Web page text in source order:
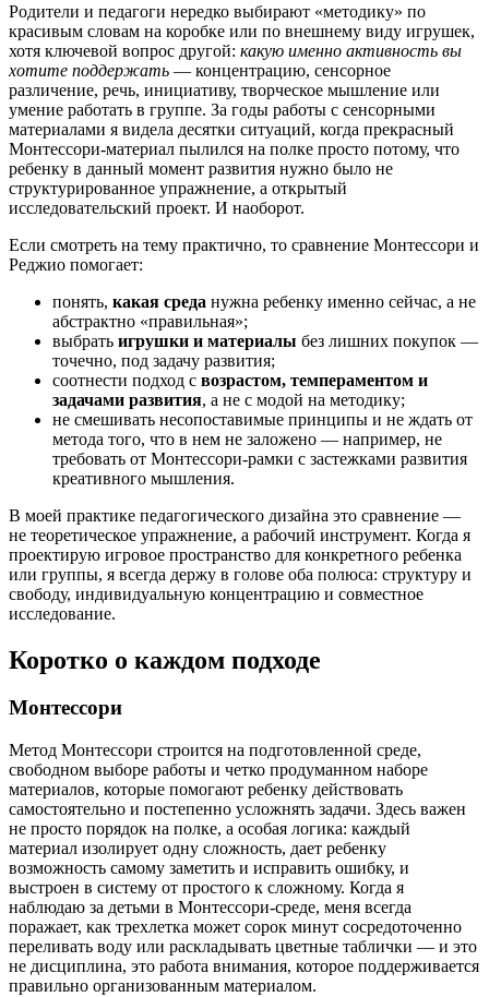
Родители и педагоги нередко выбирают «методику» по
красивым словам на коробке или по внешнему виду игрушек,
хотя ключевой вопрос другой: какую именно активность вы
хотите поддержать — концентрацию, сенсорное
различение, речь, инициативу, творческое мышление или
умение работать в группе. За годы работы с сенсорными
материалами я видела десятки ситуаций, когда прекрасный
Монтессори-материал пылился на полке просто потому, что
ребенку в данный момент развития нужно было не
структурированное упражнение, а открытый
исследовательский проект. И наоборот.
Если смотреть на тему практично, то сравнение Монтессори и
Реджио помогает:
понять, какая среда нужна ребенку именно сейчас, а не
абстрактно «правильная»;
выбрать игрушки и материалы без лишних покупок —
точечно, под задачу развития;
соотнести подход с возрастом, темпераментом и
задачами развития, а не с модой на методику;
не смешивать несопоставимые принципы и не ждать от
метода того, что в нем не заложено — например, не
требовать от Монтессори-рамки с застежками развития
креативного мышления.
В моей практике педагогического дизайна это сравнение —
не теоретическое упражнение, а рабочий инструмент. Когда я
проектирую игровое пространство для конкретного ребенка
или группы, я всегда держу в голове оба полюса: структуру и
свободу, индивидуальную концентрацию и совместное
исследование.
Коротко о каждом подходе
Монтессори
Метод Монтессори строится на подготовленной среде,
свободном выборе работы и четко продуманном наборе
материалов, которые помогают ребенку действовать
самостоятельно и постепенно усложнять задачи. Здесь важен
не просто порядок на полке, а особая логика: каждый
материал изолирует одну сложность, дает ребенку
возможность самому заметить и исправить ошибку, и
выстроен в систему от простого к сложному. Когда я
наблюдаю за детьми в Монтессори-среде, меня всегда
поражает, как трехлетка может сорок минут сосредоточенно
переливать воду или раскладывать цветные таблички — и это
не дисциплина, это работа внимания, которое поддерживается
правильно организованным материалом.